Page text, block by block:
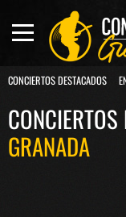
CONCIERTOS DESTACADOS
CONCIERTOS
GRANADA